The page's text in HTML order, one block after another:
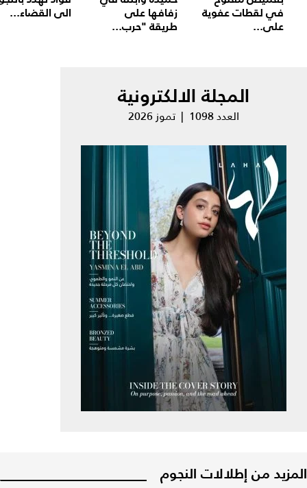
في لقطات عفوية
على...
زفافها على
طريقة "حرب...
الى القضاء...
المجلة الالكترونية
العدد 1098 | تموز 2026
المزيد من إطلالات النجوم